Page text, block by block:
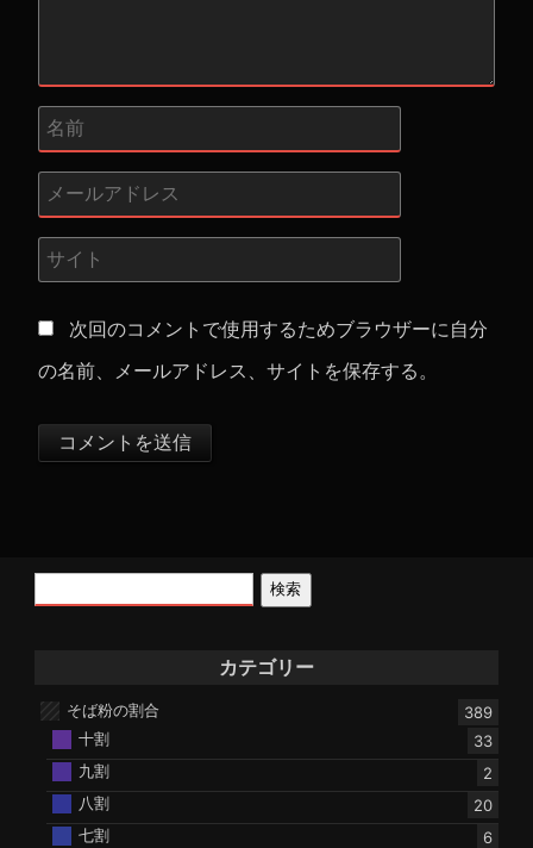
次回のコメントで使用するためブラウザーに自分
の名前、メールアドレス、サイトを保存する。
検索
カテゴリー
そば粉の割合
389
十割
33
九割
2
八割
20
七割
6